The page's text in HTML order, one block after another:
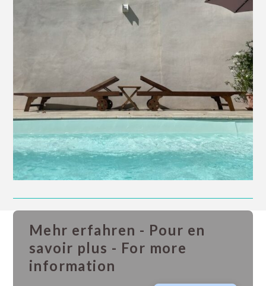
Mehr erfahren - Pour en
savoir plus - For more
information